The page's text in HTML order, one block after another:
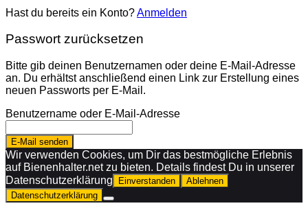
Hast du bereits ein Konto?Anmelden
Passwort zurücksetzen
Bitte gib deinen Benutzernamen oder deine E-Mail-Adresse
an. Du erhältst anschließend einen Link zur Erstellung eines
neuen Passworts per E-Mail.
Benutzername oder E-Mail-Adresse
E-Mail senden
Wir verwenden Cookies, um Dir das bestmögliche Erlebnis
auf Bienenhalter.net zu bieten. Details findest Du in unserer
Datenschutzerklärung
Einverstanden
Ablehnen
Datenschutzerklärung